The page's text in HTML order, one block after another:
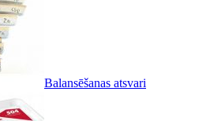
Balansēšanas atsvari